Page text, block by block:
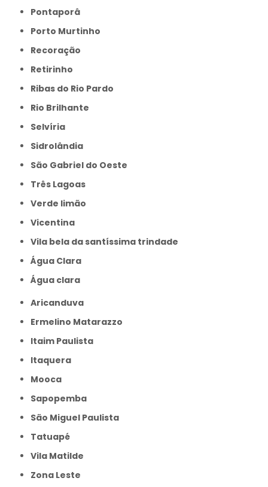
Pontaporâ
Porto Murtinho
Recoração
Retirinho
Ribas do Rio Pardo
Rio Brilhante
Selvíria
Sidrolândia
São Gabriel do Oeste
Três Lagoas
Verde limão
Vicentina
Vila bela da santíssima trindade
Água Clara
Água clara
Aricanduva
Ermelino Matarazzo
Itaim Paulista
Itaquera
Mooca
Sapopemba
São Miguel Paulista
Tatuapé
Vila Matilde
Zona Leste